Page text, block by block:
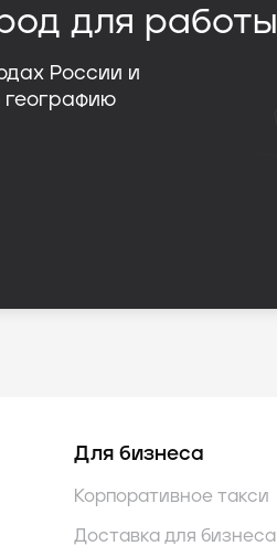
для работы
России и
Для бизнеса
Корпоративное такси
Доставка для бизнеса